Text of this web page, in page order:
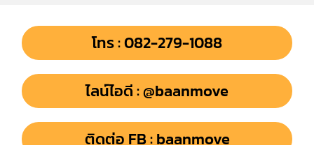
โทร : 082-279-1088
ไลน์ไอดี : @baanmove
ติดต่อ FB : baanmove